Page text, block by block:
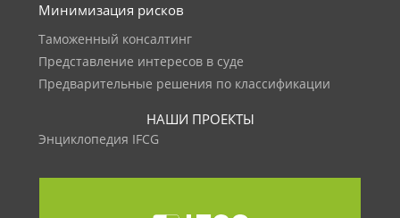
Минимизация рисков
Таможенный консалтинг
Представление интересов в суде
Предварительные решения по классификации
НАШИ ПРОЕКТЫ
Энциклопедия IFCG